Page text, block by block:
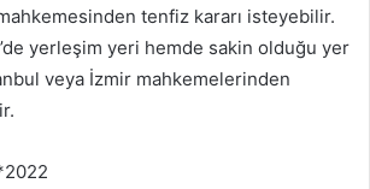
tenfiz kararı isteyebilir.
yerleşim yeri hemde sakin olduğu yer
veya İzmir mahkemelerinden